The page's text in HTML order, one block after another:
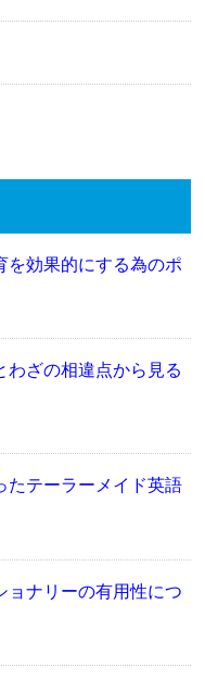
を効果的にする為のポ
わざの相違点から見る
たテーラーメイド英語
ョナリーの有用性につ